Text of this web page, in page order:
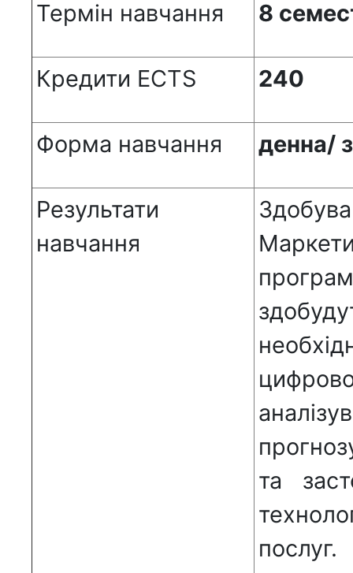
Термін навчання 8
Кредити ECTS 240
Форма навчання денна/
Результати
навчання
та